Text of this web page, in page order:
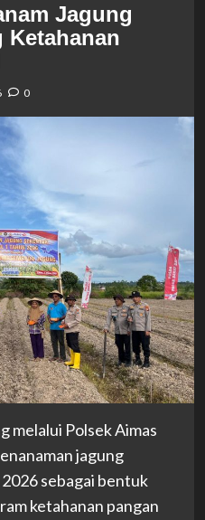
Jagung
Ketahanan
0
melalui Polsek Aimas
jagung
sebagai bentuk
ketahanan pangan